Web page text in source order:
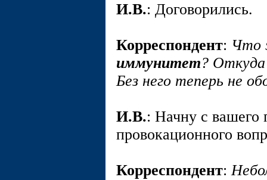
И.В.: Договорились.
Корреспондент: Что
иммунитет? Откуда
Без него теперь не
И.В.: Начну с вашего
провокационного
Корреспондент: